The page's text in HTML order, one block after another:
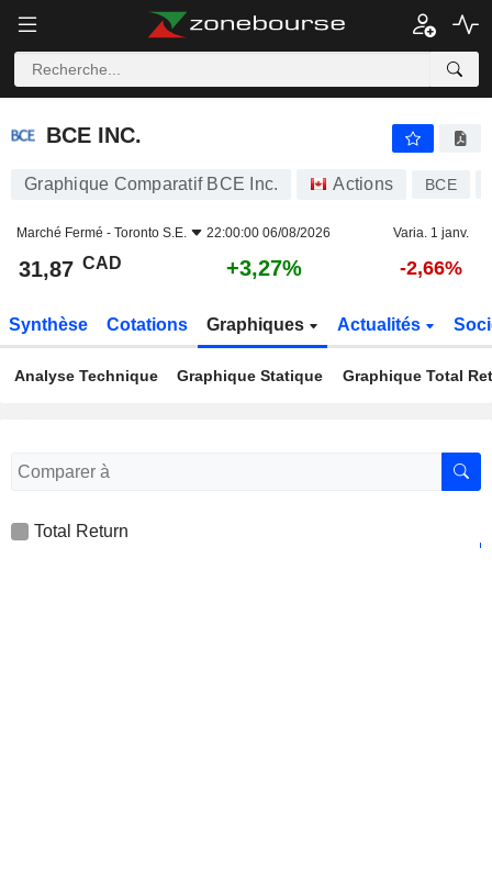
BCE INC.
BCE INC.
Graphique Comparatif BCE Inc. Actions BCE
Marché Fermé - Toronto S.E. 22:00:00 06/08/2026 Varia. 1 janv.
31,87 CAD +3,27% -2,66%
Synthèse Cotations Graphiques Actualités
Analyse Technique Graphique Statique Graphique Total
Total Return